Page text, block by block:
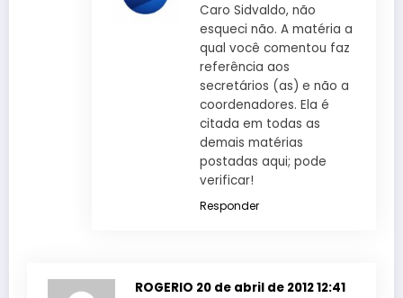
Caro Sidvaldo, não
esqueci não. A matéria a
qual você comentou faz
referência aos
secretários (as) e não a
coordenadores. Ela é
citada em todas as
demais matérias
postadas aqui; pode
verificar!
Responder
ROGERIO 20 de abril de 2012 12:41